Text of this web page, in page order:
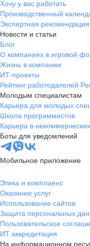
Хочу у вас работать
Производственный
Экспертная рекомендация
Новости и статьи
Блог
О компаниях в игровой
Жизнь в компании
ИТ-проекты
Рейтинг работодателей
Молодым специалистам
Карьера для молодых
Школа программистов
Карьера в
Боты для уведомлений
Мобильное приложение
Этика и комплаенс
Оказание услуг
Использование сайтов
Защита персональных
Пользовательское
ИТ аккредитация
На информационном